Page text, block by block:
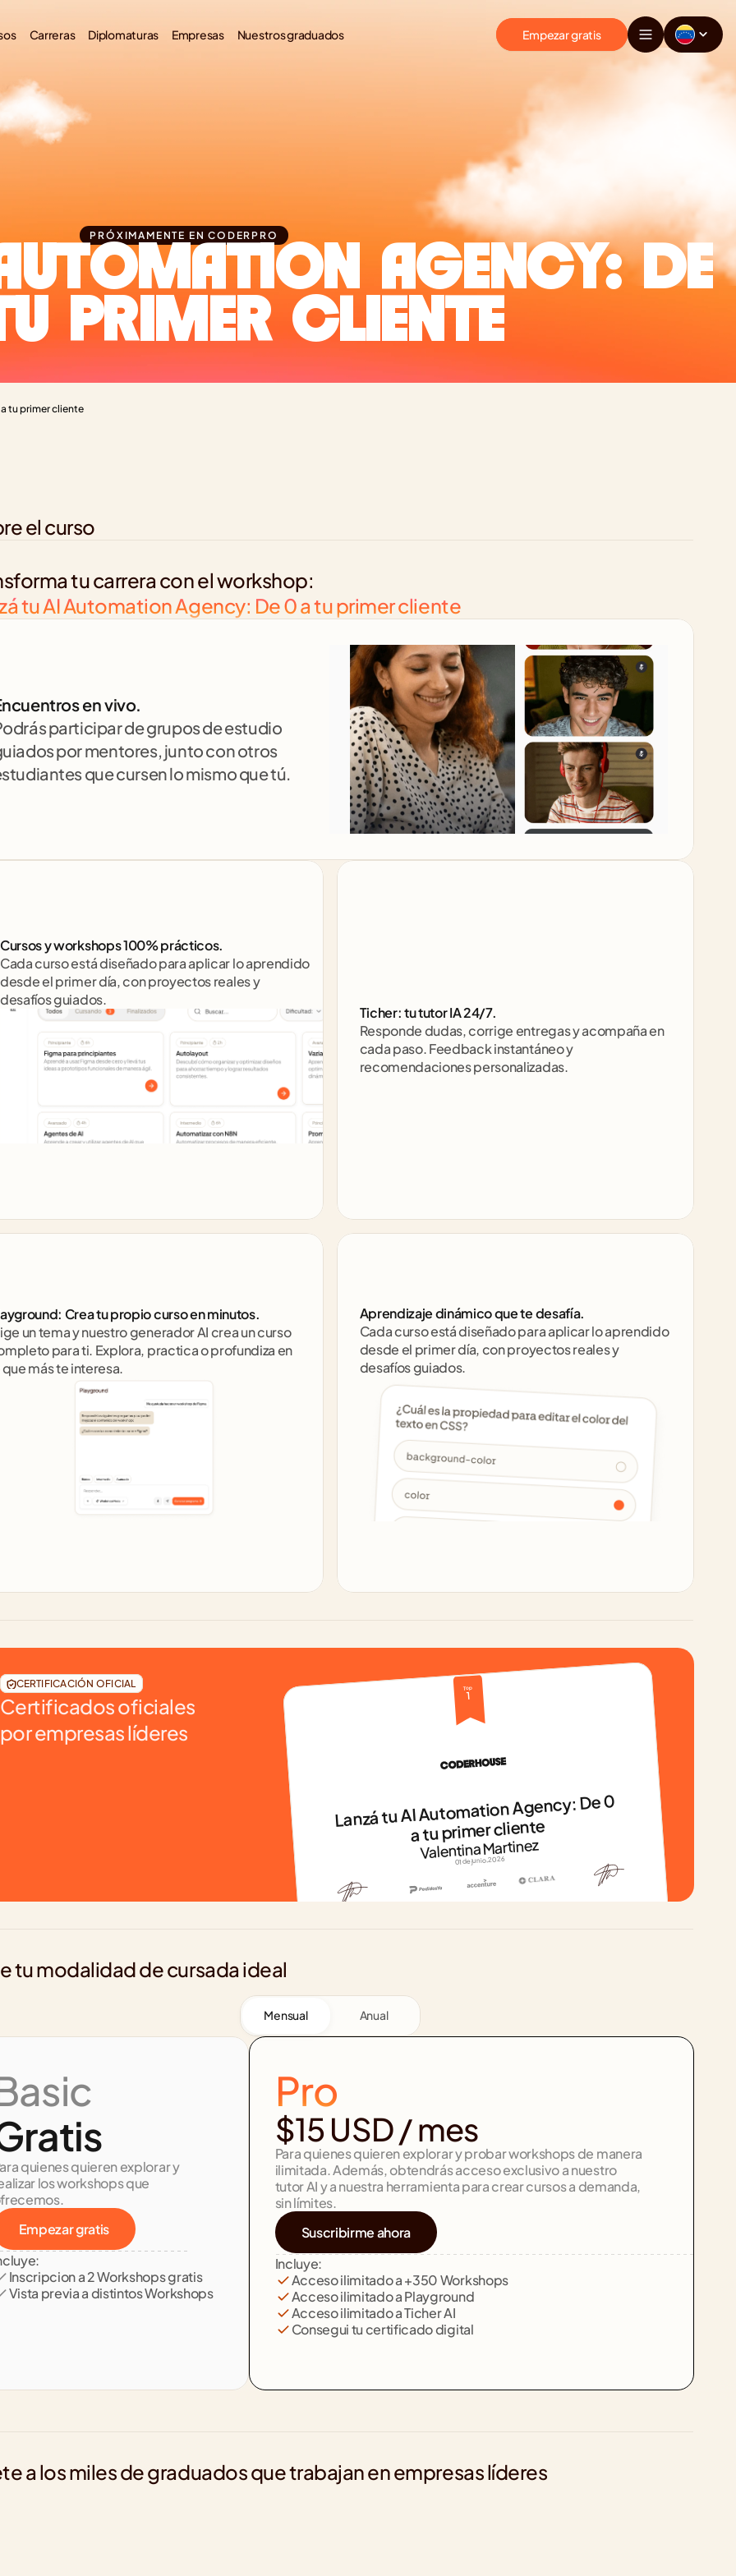
Carreras Diplomaturas Empresas Nuestros graduados Empezar gratis
PRÓXIMAMENTE EN CODERPRO
AGENCY: DE
PRIMER CLIENTE
tu primer cliente
el curso
tu carrera con el workshop:
tu AI Automation Agency: De 0 a tu primer cliente
en vivo.
participar de grupos de estudio
por mentores, junto con otros
que cursen lo mismo que tú.
Cursos y workshops 100% prácticos.
Cada curso está diseñado para aplicar lo aprendido
desde el primer día, con proyectos reales y
desafíos guiados.
Ticher: tu tutor IA 24/7.
Responde dudas, corrige entregas y acompaña en
cada paso. Feedback instantáneo y
recomendaciones personalizadas.
Crea tu propio curso en minutos.
un tema y nuestro generador AI crea un curso
para ti. Explora, practica o profundiza en
que más te interesa.
Aprendizaje dinámico que te desafía.
Cada curso está diseñado para aplicar lo aprendido
desde el primer día, con proyectos reales y
desafíos guiados.
CERTIFICACIÓN OFICIAL
Certificados oficiales
por empresas líderes
Top
1
Lanzá tu AI Automation Agency: De 0
a tu primer cliente
Valentina Martinez
01 de junio, 2026
tu modalidad de cursada ideal
Mensual Anual
quienes quieren explorar y
los workshops que
Empezar gratis
Inscripcion a 2 Workshops gratis
Vista previa a distintos Workshops
Pro
$15 USD / mes
Para quienes quieren explorar y probar workshops de manera
ilimitada. Además, obtendrás acceso exclusivo a nuestro
tutor AI y a nuestra herramienta para crear cursos a demanda,
sin límites.
Suscribirme ahora
Incluye:
Acceso ilimitado a +350 Workshops
Acceso ilimitado a Playground
Acceso ilimitado a Ticher AI
Consegui tu certificado digital
a los miles de graduados que trabajan en empresas líderes